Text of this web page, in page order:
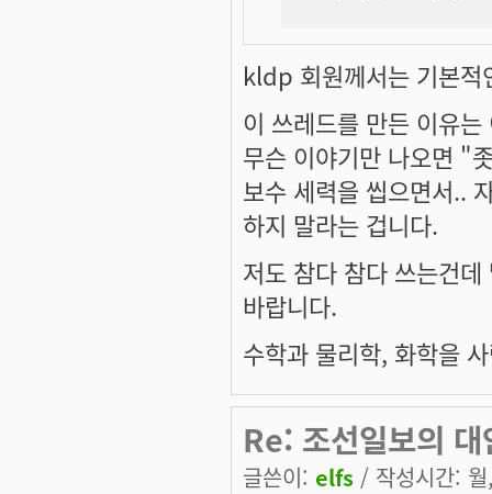
kldp 회원께서는 기본적
이 쓰레드를 만든 이유
무슨 이야기만 나오면 "
보수 세력을 씹으면서..
하지 말라는 겁니다.
저도 참다 참다 쓰는건
바랍니다.
수학과 물리학, 화학을
Re: 조선일보의
글쓴이: elfs / 작성시간: